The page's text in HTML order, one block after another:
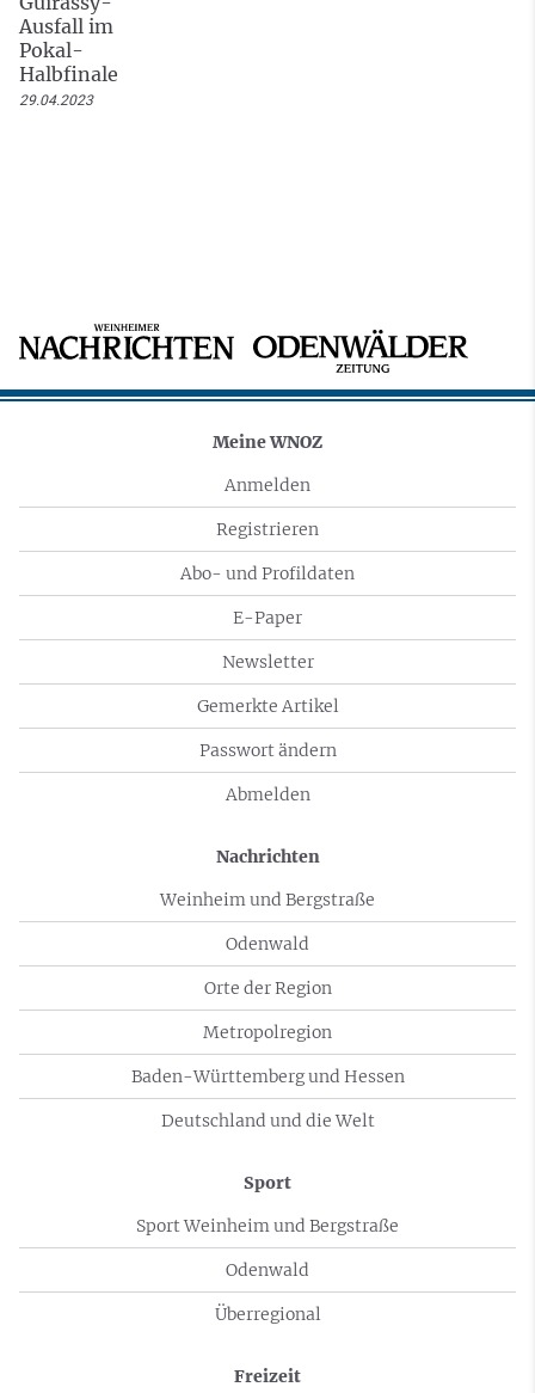
Ausfall im
Pokal-
Halbfinale
29.04.2023
Meine WNOZ
Anmelden
Registrieren
Abo- und Profildaten
E-Paper
Newsletter
Gemerkte Artikel
Passwort ändern
Abmelden
Nachrichten
Weinheim und Bergstraße
Odenwald
Orte der Region
Metropolregion
Baden-Württemberg und Hessen
Deutschland und die Welt
Sport
Sport Weinheim und Bergstraße
Odenwald
Überregional
Freizeit